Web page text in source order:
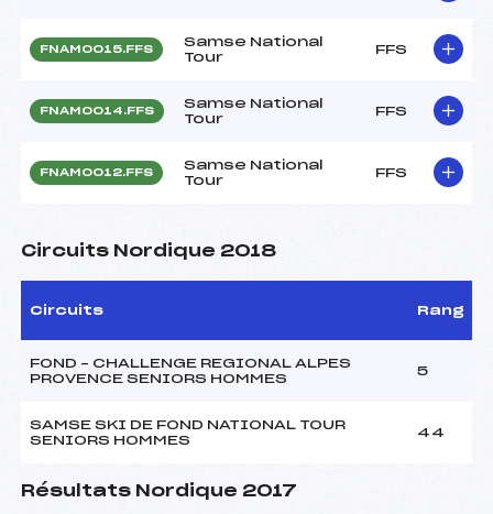
FNAM0015.FFS
Samse National
Tour
FFS
FNAM0014.FFS
Samse National
Tour
FFS
FNAM0012.FFS
Samse National
Tour
FFS
Circuits Nordique 2018
Circuits Rang
FOND – CHALLENGE REGIONAL ALPES
PROVENCE SENIORS HOMMES
5
SAMSE SKI DE FOND NATIONAL TOUR
SENIORS HOMMES
44
Résultats Nordique 2017